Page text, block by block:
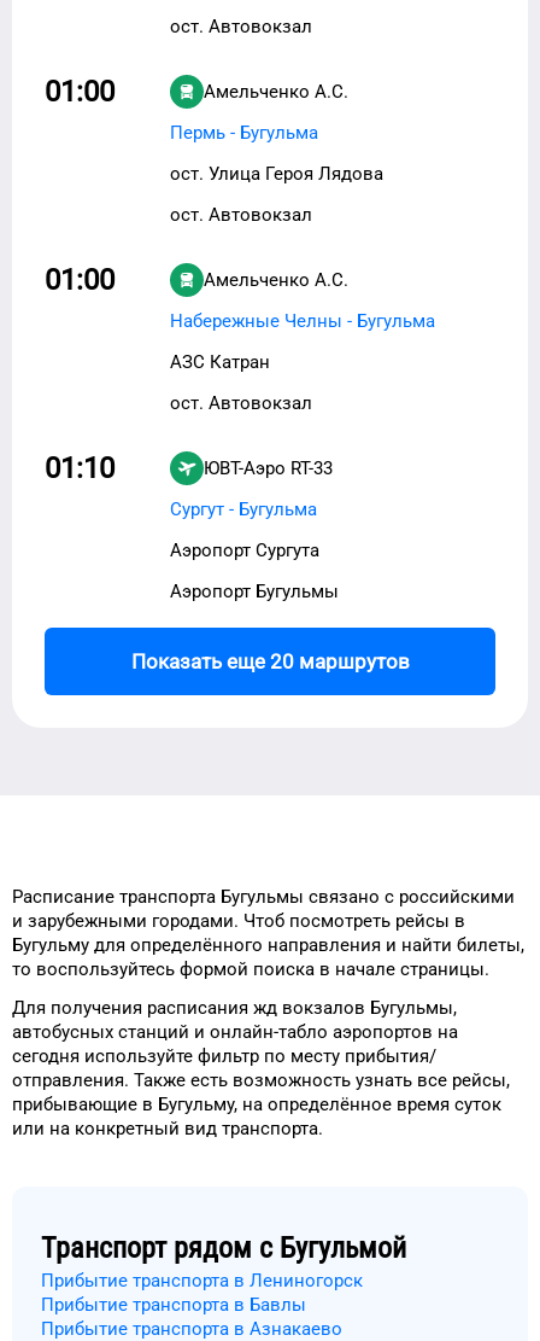
ост. Автовокзал
01:00
Амельченко А.С.
Пермь - Бугульма
ост. Улица Героя Лядова
ост. Автовокзал
01:00
Амельченко А.С.
Набережные Челны - Бугульма
АЗС Катран
ост. Автовокзал
01:10 ЮВТ-Аэро RT-33
Сургут - Бугульма
Аэропорт Сургута
Аэропорт Бугульмы
Показать еще 20 маршрутов
Расписание транспорта Бугульмы связано с российскими
и зарубежными городами. Чтоб посмотреть рейсы в
Бугульму для определённого направления и найти билеты,
то воспользуйтесь формой поиска в начале страницы.
Для получения расписания жд вокзалов Бугульмы,
автобусных станций и онлайн-табло аэропортов на
сегодня используйте фильтр по месту прибытия/
отправления. Также есть возможность узнать все рейсы,
прибывающие в Бугульму, на определённое время суток
или на конкретный вид транспорта.
Транспорт рядом с Бугульмой
Прибытие транспорта в Лениногорск
Прибытие транспорта в Бавлы
Прибытие транспорта в Азнакаево